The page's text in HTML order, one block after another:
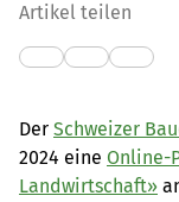
Artikel teilen
Der Schweizer
2024 eine Online-
Landwirtschaft»